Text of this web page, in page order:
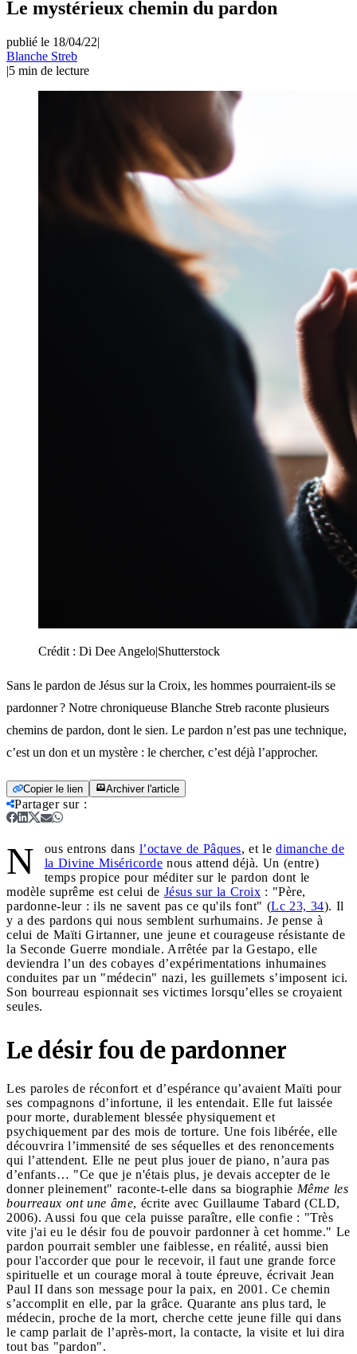
Le mystérieux chemin du pardon
publié le 18/04/22|
Blanche Streb
|5 min de lecture
Crédit : Di Dee Angelo|Shutterstock
Sans le pardon de Jésus sur la Croix, les hommes pourraient-ils se
pardonner ? Notre chroniqueuse Blanche Streb raconte plusieurs
chemins de pardon, dont le sien. Le pardon n’est pas une technique,
c’est un don et un mystère : le chercher, c’est déjà l’approcher.
Copier le lien Archiver l'article
Partager sur:
N ous entrons dans l’octave de Pâques, et le dimanche de
la Divine Miséricorde nous attend déjà. Un (entre)
temps propice pour méditer sur le pardon dont le
modèle suprême est celui de Jésus sur la Croix : "Père,
pardonne-leur : ils ne savent pas ce qu'ils font" (Lc 23, 34). Il
y a des pardons qui nous semblent surhumains. Je pense à
celui de Maïti Girtanner, une jeune et courageuse résistante de
la Seconde Guerre mondiale. Arrêtée par la Gestapo, elle
deviendra l’un des cobayes d’expérimentations inhumaines
conduites par un "médecin" nazi, les guillemets s’imposent ici.
Son bourreau espionnait ses victimes lorsqu’elles se croyaient
seules.
Le désir fou de pardonner
Les paroles de réconfort et d’espérance qu’avaient Maïti pour
ses compagnons d’infortune, il les entendait. Elle fut laissée
pour morte, durablement blessée physiquement et
psychiquement par des mois de torture. Une fois libérée, elle
découvrira l’immensité de ses séquelles et des renoncements
qui l’attendent. Elle ne peut plus jouer de piano, n’aura pas
d’enfants… "Ce que je n'étais plus, je devais accepter de le
donner pleinement" raconte-t-elle dans sa biographie Même les
bourreaux ont une âme, écrite avec Guillaume Tabard (CLD,
2006). Aussi fou que cela puisse paraître, elle confie : "Très
vite j'ai eu le désir fou de pouvoir pardonner à cet homme." Le
pardon pourrait sembler une faiblesse, en réalité, aussi bien
pour l'accorder que pour le recevoir, il faut une grande force
spirituelle et un courage moral à toute épreuve, écrivait Jean
Paul II dans son message pour la paix, en 2001. Ce chemin
s’accomplit en elle, par la grâce. Quarante ans plus tard, le
médecin, proche de la mort, cherche cette jeune fille qui dans
le camp parlait de l’après-mort, la contacte, la visite et lui dira
tout bas "pardon".